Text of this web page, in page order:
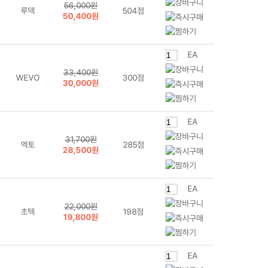
루덱
56,000원
50,400원
504점
WEVO
33,400원
30,000원
300점
EA
엑토
31,700원
28,500원
285점
EA
초텍
22,000원
19,800원
198점
EA
EA